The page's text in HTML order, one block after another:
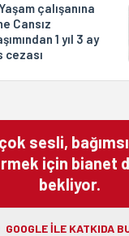
çalışanına
Cansız
1 yıl 3 ay
cezası
sesli,
için bianet
bekliyor.
GOOGLE ILE KATKIDA